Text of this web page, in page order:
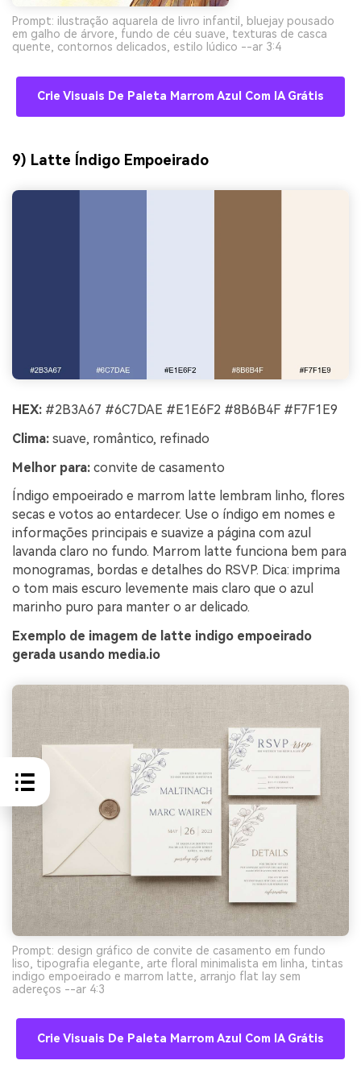
Prompt: ilustração aquarela de livro infantil, bluejay pousado
em galho de árvore, fundo de céu suave, texturas de casca
quente, contornos delicados, estilo lúdico --ar 3:4
Crie Visuais De Paleta Marrom Azul Com IA Grátis
9) Latte Índigo Empoeirado
HEX: #2B3A67 #6C7DAE #E1E6F2 #8B6B4F #F7F1E9
Clima: suave, romântico, refinado
Melhor para: convite de casamento
Índigo empoeirado e marrom latte lembram linho, flores
secas e votos ao entardecer. Use o índigo em nomes e
informações principais e suavize a página com azul
lavanda claro no fundo. Marrom latte funciona bem para
monogramas, bordas e detalhes do RSVP. Dica: imprima
o tom mais escuro levemente mais claro que o azul
marinho puro para manter o ar delicado.
Exemplo de imagem de latte indigo empoeirado
gerada usando media.io
Prompt: design gráfico de convite de casamento em fundo
liso, tipografia elegante, arte floral minimalista em linha, tintas
indigo empoeirado e marrom latte, arranjo flat lay sem
adereços --ar 4:3
Crie Visuais De Paleta Marrom Azul Com IA Grátis